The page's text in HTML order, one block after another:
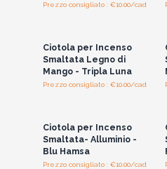
Prezzo consigliato : €10.00/cad
Ciotola per Incenso
Smaltata Legno di
Mango - Tripla Luna
Prezzo consigliato : €10.00/cad
Ciotola per Incenso
Smaltata- Alluminio -
Blu Hamsa
Prezzo consigliato : €10.00/cad